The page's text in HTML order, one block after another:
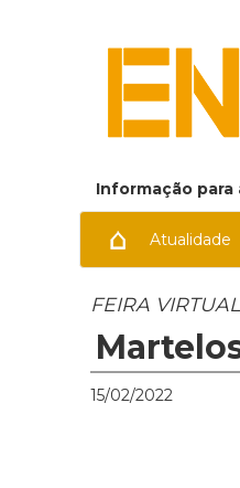
Informação para
Atualidade
FEIRA VIRTUAL
15/02/2022